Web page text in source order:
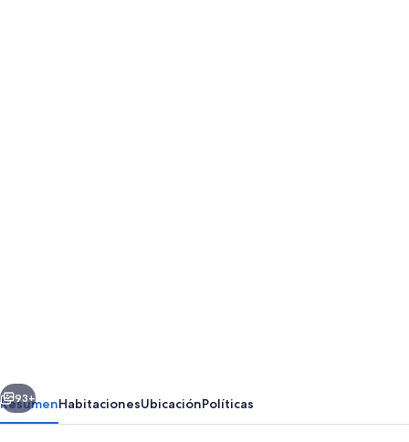
Royal
Siguiente
93+
ResumenHabitacionesUbicaciónPolíticas